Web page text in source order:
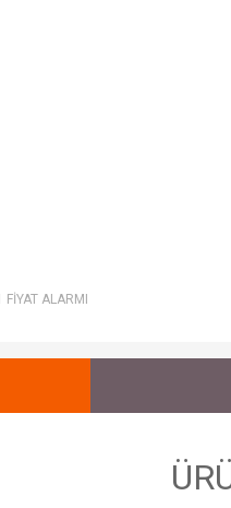
FİYAT ALARMI